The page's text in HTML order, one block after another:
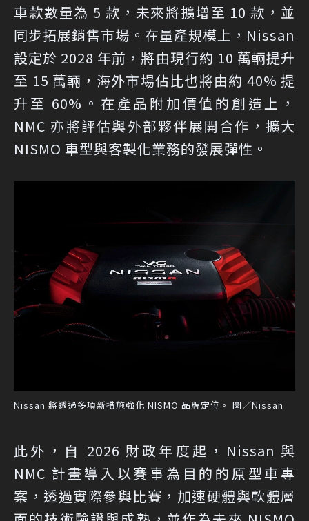
車款數量為 5 款，未來將擴增至 10 款，並
同步拓展銷售市場。在量產規模上，Nissan
設定於 2028 年前，將由現行約 10 萬輛提升
至 15 萬輛，海外市場佔比也將由約 40% 提
升至 60%。在產品附加價值的創造上，
NMC 亦將評估與外部夥伴展開合作，擴大
NISMO 車型與客製化業務的發展彈性。
Nissan 將透過多項新措施強化 NISMO 品牌定位。 圖／Nissan
此外，自 2026 財政年度起，Nissan 與
NMC 計畫導入以賽事為目的的原型車專
案，透過實際參與比賽，加速硬體與軟體層